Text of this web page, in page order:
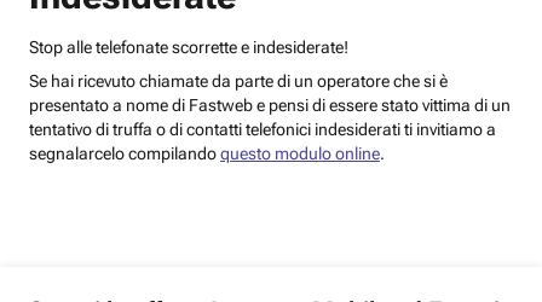
Stop alle telefonate scorrette e indesiderate!
Se hai ricevuto chiamate da parte di un operatore che si è
presentato a nome di Fastweb e pensi di essere stato vittima di un
tentativo di truffa o di contatti telefonici indesiderati ti invitiamo a
segnalarcelo compilandoquesto modulo online.